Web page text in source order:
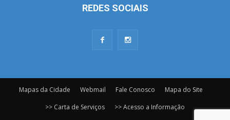
REDES SOCIAIS
Mapas da Cidade Webmail Fale Conosco
Mapa do Site
>> Carta de Serviços
>> Acesso a Informação